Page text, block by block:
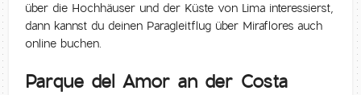
über die Hochhäuser und der Küste von Lima interessierst,
dann kannst du deinen Paragleitflug über Miraflores auch
online buchen.
Parque del Amor an der Costa